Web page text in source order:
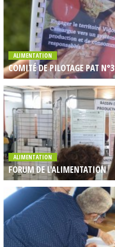
ALIMENTATION
COMITÉ DE PILOTAGE PAT N°3
ALIMENTATION
FORUM DE L'ALIMENTATION